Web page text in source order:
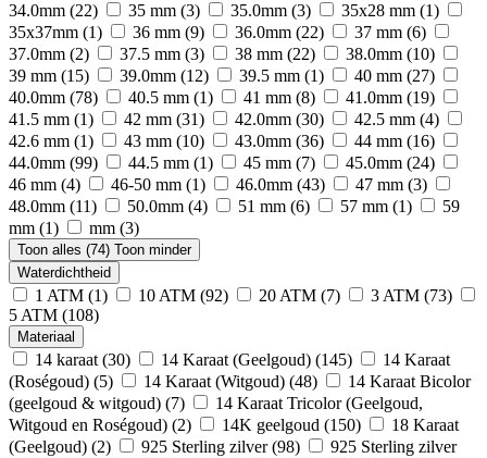
34.0mm (22) 35 mm (3) 35.0mm (3) 35x28 mm (1)
35x37mm (1) 36 mm (9) 36.0mm (22) 37 mm (6)
37.0mm (2) 37.5 mm (3) 38 mm (22) 38.0mm (10)
39 mm (15) 39.0mm (12) 39.5 mm (1) 40 mm (27)
40.0mm (78) 40.5 mm (1) 41 mm (8) 41.0mm (19)
41.5 mm (1) 42 mm (31) 42.0mm (30) 42.5 mm (4)
42.6 mm (1) 43 mm (10) 43.0mm (36) 44 mm (16)
44.0mm (99) 44.5 mm (1) 45 mm (7) 45.0mm (24)
46 mm (4) 46-50 mm (1) 46.0mm (43) 47 mm (3)
48.0mm (11) 50.0mm (4) 51 mm (6) 57 mm (1)
59
mm (1) mm (3)
Toon alles (74) Toon minder
Waterdichtheid
1 ATM (1) 10 ATM (92) 20 ATM (7) 3 ATM (73)
5 ATM (108)
Materiaal
14 karaat (30) 14 Karaat (Geelgoud) (145)
14 Karaat
(Roségoud) (5) 14 Karaat (Witgoud) (48)
14 Karaat Bicolor
(geelgoud & witgoud) (7)
14 Karaat Tricolor (Geelgoud,
Witgoud en Roségoud) (2) 14K geelgoud (150)
18 Karaat
(Geelgoud) (2) 925 Sterling zilver(98)
925 Sterling zilver